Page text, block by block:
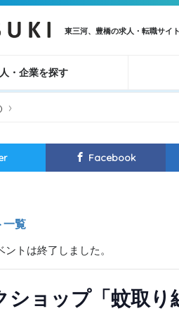
東三河、豊橋の求人・転職サイト
・企業を探す
›
Facebook
一覧
ントは終了しました。
ショップ「蚊取り